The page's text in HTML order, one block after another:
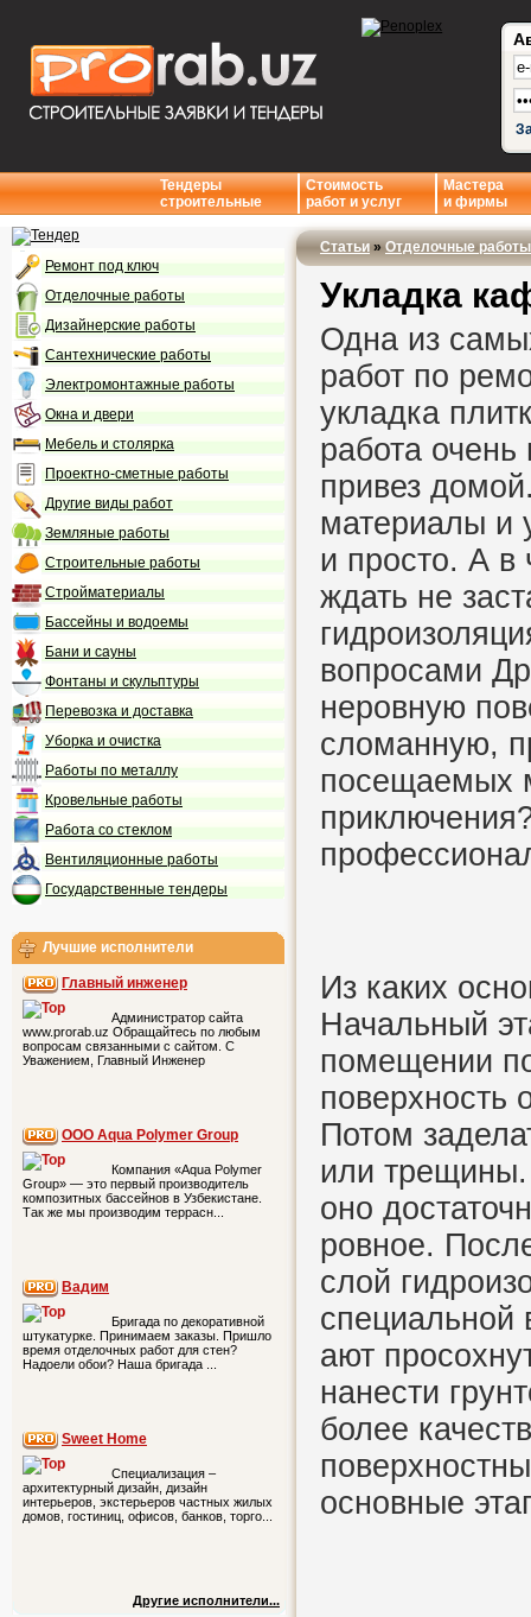
Тендеры
строительные
Стоимость
работ и услуг
Мастера
и фирмы
Ремонт под ключ
Отделочные работы
Дизайнерские работы
Сантехнические работы
Электромонтажные работы
Окна и двери
Мебель и столярка
Проектно-сметные работы
Другие виды работ
Земляные работы
Строительные работы
Стройматериалы
Бассейны и водоемы
Бани и сауны
Фонтаны и скульптуры
Перевозка и доставка
Уборка и очистка
Работы по металлу
Кровельные работы
Работа со стеклом
Вентиляционные работы
Государственные тендеры
Лучшие исполнители
Главный инженер
Администратор сайта
www.prorab.uz Обращайтесь по любым
вопросам связанными с сайтом. С
Уважением, Главный Инженер
ООО Aqua Polymer Group
Компания «Aqua Polymer
Group» — это первый производитель
композитных бассейнов в Узбекистане.
Так же мы производим террасн...
Вадим
Бригада по декоративной
штукатурке. Принимаем заказы. Пришло
время отделочных работ для стен?
Надоели обои? Наша бригада ...
Sweet Home
Специализация –
архитектурный дизайн, дизайн
интерьеров, экстерьеров частных жилых
домов, гостиниц, офисов, банков, торго...
Другие исполнители...
Статьи»Отделочные работы
Укладка
Одна из
работ по
укладка
работа
привез
материалы и
и просто. А
ждать не
вопросами
неровную
сломанную,
посещаемых
Из каких
Начальный
помещении
поверхность
Потом
или трещины.
оно
ровное.
слой
ают
нанести
более
основные